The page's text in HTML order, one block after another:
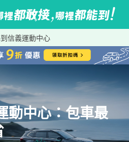
信義運動中心
動中心：包車最